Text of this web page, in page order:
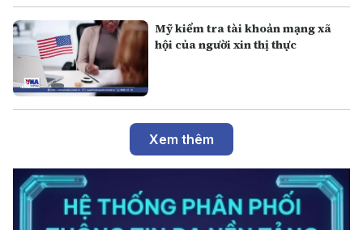
Mỹ kiểm tra tài khoản mạng xã
hội của người xin thị thực
Xem thêm